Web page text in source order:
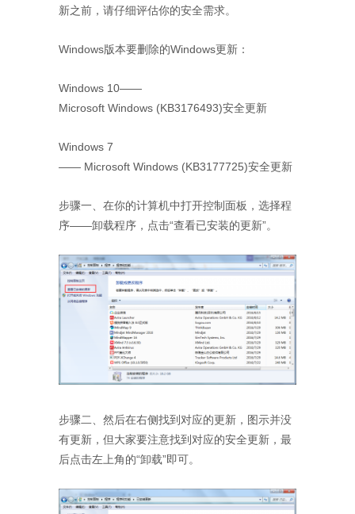
新之前，请仔细评估你的安全需求。
Windows版本要删除的Windows更新：
Windows 10——
Microsoft Windows (KB3176493)安全更新
Windows 7
—— Microsoft Windows (KB3177725)安全更新
步骤一、在你的计算机中打开控制面板，选择程
序——卸载程序，点击“查看已安装的更新”。
步骤二、然后在右侧找到对应的更新，图示并没
有更新，但大家要注意找到对应的安全更新，最
后点击左上角的“卸载”即可。